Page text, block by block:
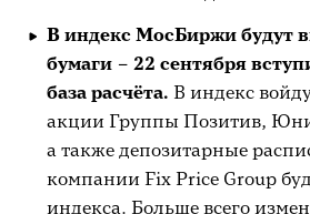
В индекс МосБиржи будут
бумаги – 22 сентября
база расчёта. В индекс
акции Группы Позитив,
а также депозитарные
компании Fix Price Group
индекса. Больше всего